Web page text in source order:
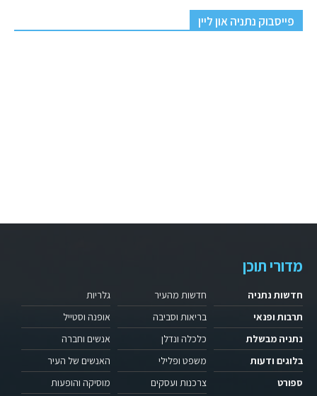
פייסבוק נתניה און ליין
מדורי תוכן
חדשות נתניה
תרבות ופנאי
נתניה מבשלת
בלוגים ודעות
ספורט
חדשות מהעיר
בריאות וסביבה
כלכלה ונדלן
משפט ופלילי
צרכנות ועסקים
גלריות
אופנה וסטייל
אנשים וחברה
האנשים של העיר
מוסיקה והופעות